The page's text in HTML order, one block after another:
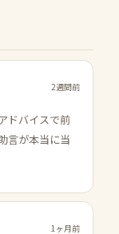
2週間前
ドバイスで前
言が本当に当
1ヶ月前